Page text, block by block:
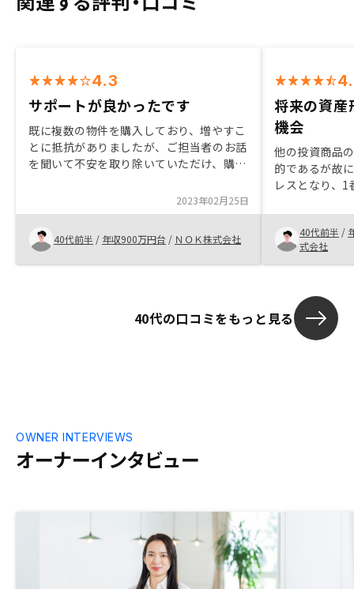
4.3
サポートが良かったです
既に複数の物件を購入しており、増やすこ
とに抵抗がありましたが、ご担当者のお話
を聞いて不安を取り除いていただけ、購入
ったと思います。また、アプリで収支が確
認できるところが良いと思いました。
2023年02月25日
40代前半 / 年収900万円台 / ＮＯＫ株式会社
将来の資産
機会
他の投資商品
的であるが故
レスとなり、
にいきつきま
あった事から
ったものの、
や、金額面の
解消出来まし
その後の運用
で行うところ
40代前半 /
式会社
40代の口コミをもっと見る
オーナーインタビュー
OWNER INTERVIEWS